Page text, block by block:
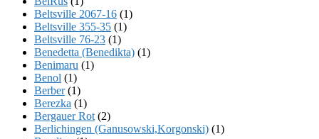
Beltsville 2067-16 (1)
Beltsville 355-35 (1)
Beltsville 76-23 (1)
Benedetta (Benedikta) (1)
Benimaru (1)
Benol (1)
Berber(1)
Berezka (1)
Bergauer Rot (2)
Berlichingen (Ganusowski,Korgonski) (1)